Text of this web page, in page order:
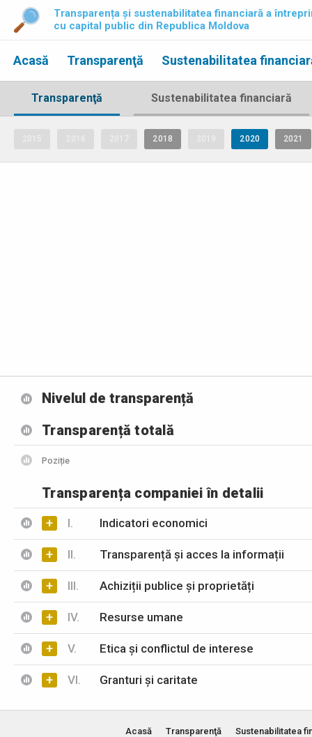
Transparența și sustenabilitatea financiară a
cu capital public din Republica Moldova
Acasă Transparenţă Sustenabilitatea
Transparenţă Sustenabilitatea financiară
2018 2020 2021
Nivelul de transparență
Transparență totală
Poziție
Transparența companiei în detalii
+ I. Indicatori economici
+ II. Transparență și acces la informații
+ III. Achiziții publice și proprietăți
+ IV. Resurse umane
+ V. Etica și conflictul de interese
+ VI. Granturi și caritate
Acasă Transparenţă Sustenabilitatea